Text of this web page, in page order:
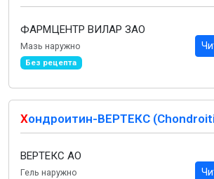
ФАРМЦЕНТР ВИЛАР ЗАО
Мазь наружно
Без рецепта
Хондроитин-ВЕРТЕКС
ВЕРТЕКС АО
Гель наружно